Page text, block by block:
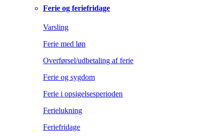
Ferie og feriefridage
Varsling
Ferie med løn
Overførsel/udbetaling af ferie
Ferie og sygdom
Ferie i opsigelsesperioden
Ferielukning
Feriefridage